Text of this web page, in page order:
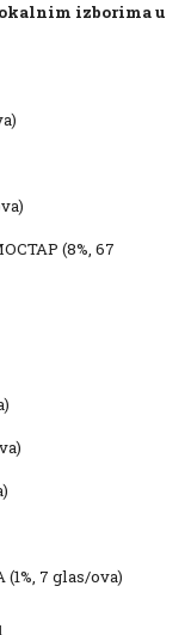
izborima u
(8%, 67
(1%, 7 glas/ova)